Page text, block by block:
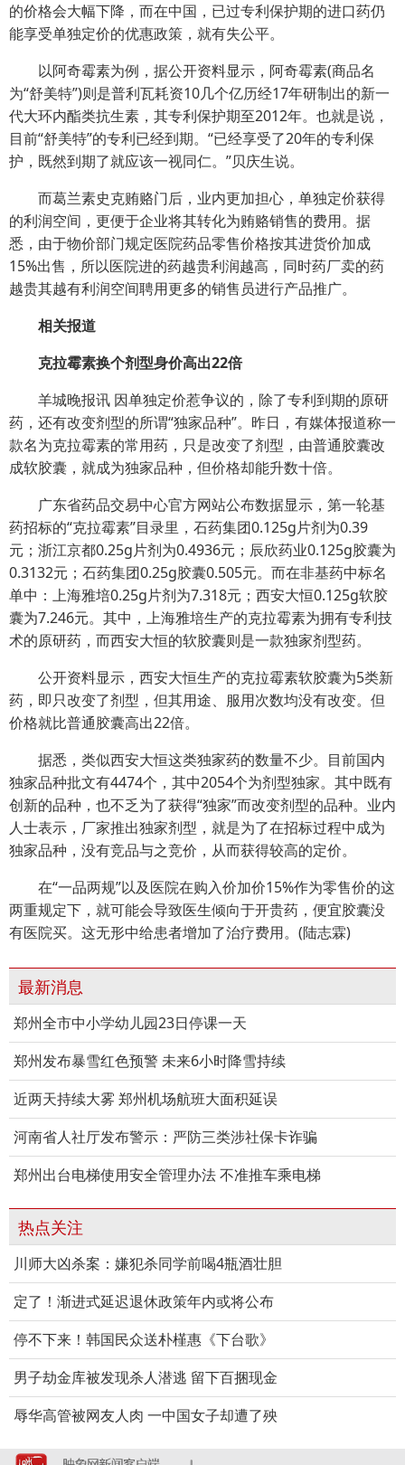
的价格会大幅下降，而在中国，已过专利保护期的进口药仍
能享受单独定价的优惠政策，就有失公平。
以阿奇霉素为例，据公开资料显示，阿奇霉素(商品名
为“舒美特”)则是普利瓦耗资10几个亿历经17年研制出的新一
代大环内酯类抗生素，其专利保护期至2012年。也就是说，
目前“舒美特”的专利已经到期。“已经享受了20年的专利保
护，既然到期了就应该一视同仁。”贝庆生说。
而葛兰素史克贿赂门后，业内更加担心，单独定价获得
的利润空间，更便于企业将其转化为贿赂销售的费用。据
悉，由于物价部门规定医院药品零售价格按其进货价加成
15%出售，所以医院进的药越贵利润越高，同时药厂卖的药
越贵其越有利润空间聘用更多的销售员进行产品推广。
相关报道
克拉霉素换个剂型身价高出22倍
羊城晚报讯 因单独定价惹争议的，除了专利到期的原研
药，还有改变剂型的所谓“独家品种”。昨日，有媒体报道称一
款名为克拉霉素的常用药，只是改变了剂型，由普通胶囊改
成软胶囊，就成为独家品种，但价格却能升数十倍。
广东省药品交易中心官方网站公布数据显示，第一轮基
药招标的“克拉霉素”目录里，石药集团0.125g片剂为0.39
元；浙江京都0.25g片剂为0.4936元；辰欣药业0.125g胶囊为
0.3132元；石药集团0.25g胶囊0.505元。而在非基药中标名
单中：上海雅培0.25g片剂为7.318元；西安大恒0.125g软胶
囊为7.246元。其中，上海雅培生产的克拉霉素为拥有专利技
术的原研药，而西安大恒的软胶囊则是一款独家剂型药。
公开资料显示，西安大恒生产的克拉霉素软胶囊为5类新
药，即只改变了剂型，但其用途、服用次数均没有改变。但
价格就比普通胶囊高出22倍。
据悉，类似西安大恒这类独家药的数量不少。目前国内
独家品种批文有4474个，其中2054个为剂型独家。其中既有
创新的品种，也不乏为了获得“独家”而改变剂型的品种。业内
人士表示，厂家推出独家剂型，就是为了在招标过程中成为
独家品种，没有竞品与之竞价，从而获得较高的定价。
在“一品两规”以及医院在购入价加价15%作为零售价的这
两重规定下，就可能会导致医生倾向于开贵药，便宜胶囊没
有医院买。这无形中给患者增加了治疗费用。(陆志霖)
最新消息
郑州全市中小学幼儿园23日停课一天
郑州发布暴雪红色预警 未来6小时降雪持续
近两天持续大雾 郑州机场航班大面积延误
河南省人社厅发布警示：严防三类涉社保卡诈骗
郑州出台电梯使用安全管理办法 不准推车乘电梯
热点关注
川师大凶杀案：嫌犯杀同学前喝4瓶酒壮胆
定了！渐进式延迟退休政策年内或将公布
停不下来！韩国民众送朴槿惠《下台歌》
男子劫金库被发现杀人潜逃 留下百捆现金
辱华高管被网友人肉 一中国女子却遭了殃